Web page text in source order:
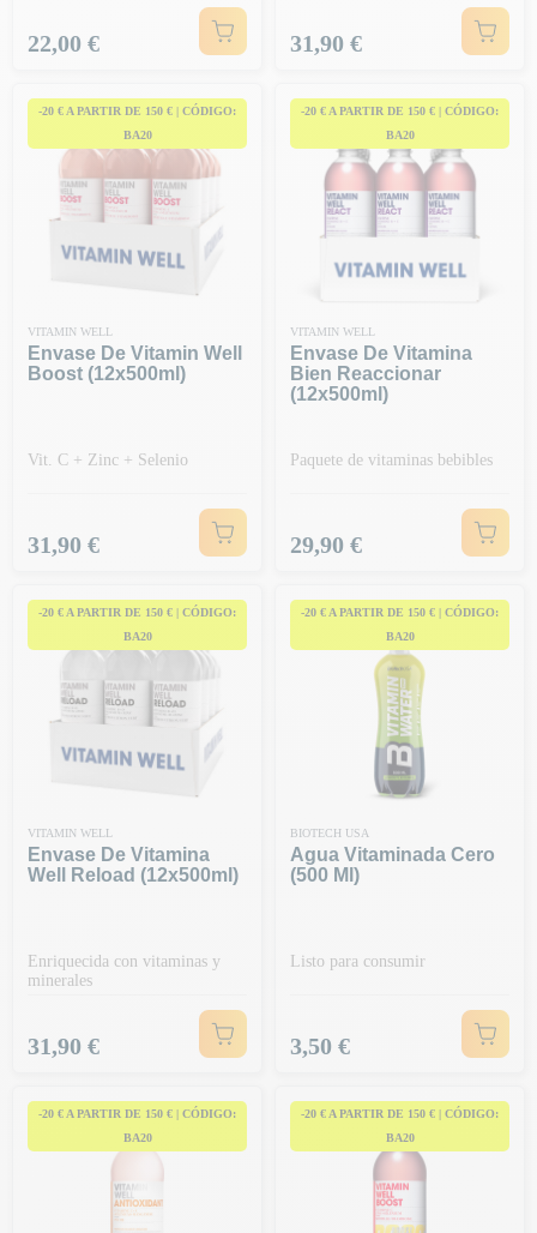
Precio
22,00 € Precio
31,90 €
-20 € A PARTIR DE 150 € | CÓDIGO:
BA20
VITAMIN WELL
Envase De Vitamin Well
Boost (12x500ml)
Vit. C + Zinc + Selenio
Precio
31,90 €
-20 € A PARTIR DE 150 € | CÓDIGO:
BA20
VITAMIN WELL
Envase De Vitamina
Bien Reaccionar
(12x500ml)
Paquete de vitaminas bebibles
Precio
29,90 €
-20 € A PARTIR DE 150 € | CÓDIGO:
BA20
VITAMIN WELL
Envase De Vitamina
Well Reload (12x500ml)
Enriquecida con vitaminas y
minerales
Precio
31,90 €
-20 € A PARTIR DE 150 € | CÓDIGO:
BA20
BIOTECH USA
Agua Vitaminada Cero
(500 Ml)
Listo para consumir
Precio
3,50 €
-20 € A PARTIR DE 150 € | CÓDIGO:
BA20
-20 € A PARTIR DE 150 € | CÓDIGO:
BA20